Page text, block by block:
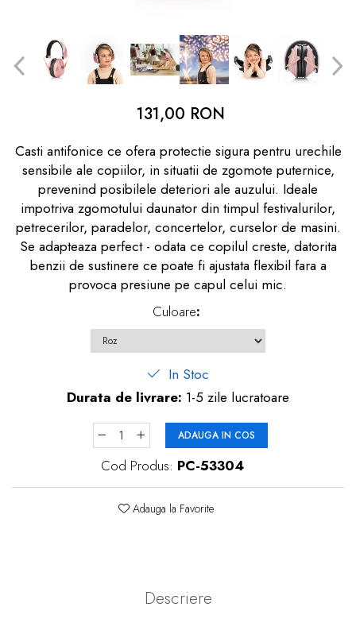
Produse îngrijire copii
Igiena copii
131,00 RON
Casti antifonice ce ofera protectie sigura pentru urechile
sensibile ale copiilor, in situatii de zgomote puternice,
prevenind posibilele deteriori ale auzului. Ideale
impotriva zgomotului daunator din timpul festivalurilor,
petrecerilor, paradelor, concertelor, curselor de masini.
Se adapteaza perfect - odata ce copilul creste, datorita
benzii de sustinere ce poate fi ajustata flexibil fara a
provoca presiune pe capul celui mic.
Culoare:
In Stoc
Durata de livrare: 1-5 zile lucratoare
ADAUGA IN COS
Cod Produs: PC-53304
Adauga la Favorite
Descriere